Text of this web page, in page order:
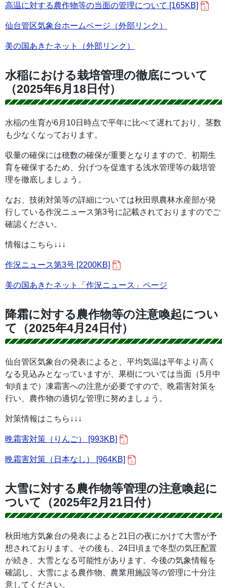
高温に対する農作物等の当面の管理について [165KB]
仙台管区気象台ホームページ（外部リンク）
美の国あきたネット（外部リンク）
水稲における栽培管理の徹底について
（2025年6月18日付）
水稲の生育が6月10日時点で平年に比べて遅れており、茎数
も少なくなっております。
収量の確保には穂数の確保が重要となりますので、初期生
育を確保するため、分げつを促進する浅水管理等の栽培管
理を徹底しましょう。
なお、技術対策等の詳細については秋田県農林水産部が発
行している作況ニュース第3号に記載されておりますのでご
確認ください。
情報はこちら↓↓↓
作況ニュース第3号 [2200KB]
美の国あきたネット「作況ニュース」ページ
降霜に対する農作物等の注意喚起につい
て（2025年4月24日付）
仙台管区気象台の発表によると、平均気温は平年より高く
なる見込みとなっていますが、果樹については当面（5月中
旬頃まで）凍霜害への注意が必要ですので、晩霜害対策を
行い、農作物の適切な管理に努めましょう。
対策情報はこちら↓↓↓
晩霜害対策（りんご） [993KB]
晩霜害対策（日本なし） [964KB]
大雪に対する農作物等管理の注意喚起に
ついて（2025年2月21日付）
秋田地方気象台の発表によると21日の夜にかけて大雪が予
想されております。その後も、24日頃まで冬型の気圧配置
が続き、大雪となる可能性があります。今後の気象情報を
確認し、大雪による農作物、農業用施設等の管理に十分注
意してください。